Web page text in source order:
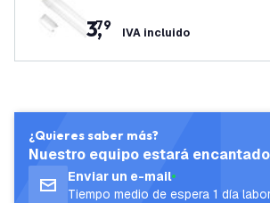
enes - 6500K - 3 años de
3,
79 IVA incluido
¿Quieres saber más?
Nuestro equipo estará
Enviar un e-mail
Tiempo medio de espera 1 día